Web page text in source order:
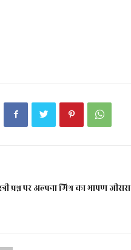
प्रश्न पर अल्पना मिश्र का भाषण जीसस